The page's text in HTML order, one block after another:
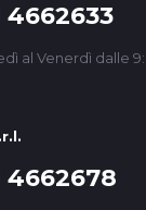
4662633
al Venerdì dalle
4662678